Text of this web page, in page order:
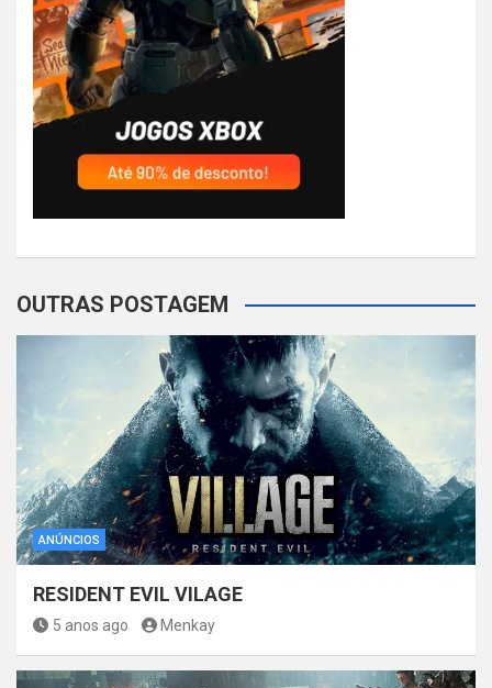
OUTRAS POSTAGEM
ANÚNCIOS
RESIDENT EVIL VILAGE
5 anos ago Menkay